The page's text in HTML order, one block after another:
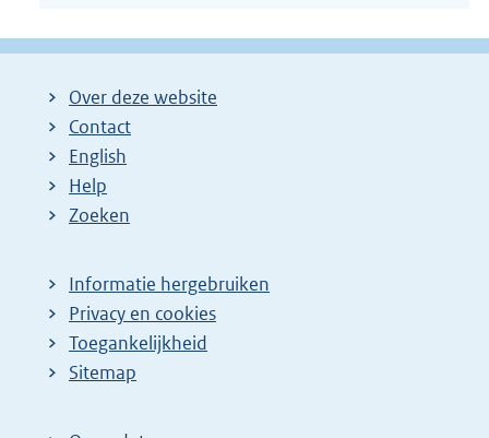
Over deze website
Contact
English
Help
Zoeken
Informatie hergebruiken
Privacy en cookies
Toegankelijkheid
Sitemap